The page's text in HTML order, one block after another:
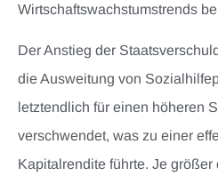
Wirtschaftswachstumstrends
Der Anstieg der
die Ausweitung von
letztendlich für einen höheren
verschwendet, was zu einer
Kapitalrendite führte. Je